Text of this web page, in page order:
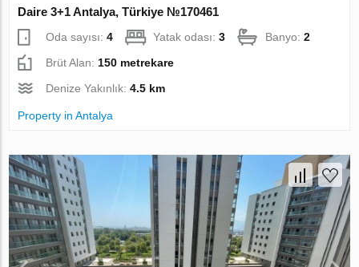
Daire 3+1 Antalya, Türkiye №170461
Oda sayısı:4 Yatak odası:3 Banyo:2
Brüt Alan: 150 metrekare
Denize Yakınlık:4.5 km
Property in Antalya